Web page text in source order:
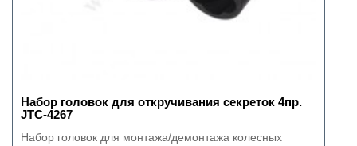
Набор головок для откручивания секреток 4пр.
JTC-4267
Набор головок для монтажа/демонтажа колесных